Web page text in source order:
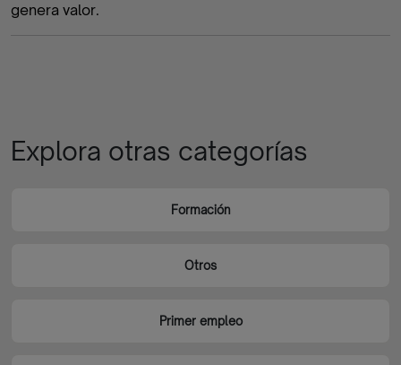
genera valor.
Explora otras categorías
Formación
Otros
Primer empleo